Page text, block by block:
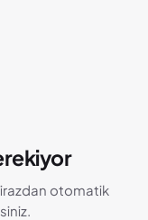
otomatik